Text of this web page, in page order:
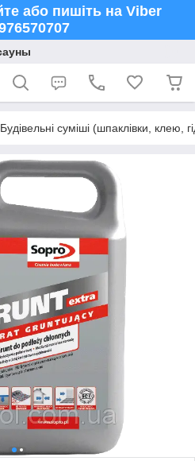
або пишіть на Viber
Будівельні суміші (шпаклівки, клею,